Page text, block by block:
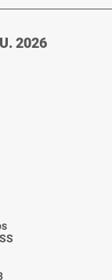
2026